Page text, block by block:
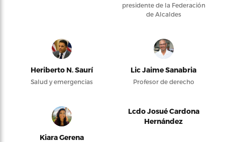
presidente de la Federación
de Alcaldes
Heriberto N. Saurí
Salud y emergencias
Lic Jaime Sanabria
Profesor de derecho
Kiara Gerena
Lcdo Josué Cardona
Hernández